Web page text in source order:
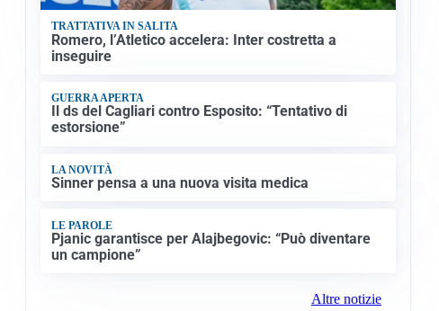
TRATTATIVA IN SALITA
Romero, l’Atletico accelera: Inter costretta a
inseguire
GUERRA APERTA
Il ds del Cagliari contro Esposito: “Tentativo di
estorsione”
LA NOVITÀ
Sinner pensa a una nuova visita medica
LE PAROLE
Pjanic garantisce per Alajbegovic: “Può diventare
un campione”
Altre notizie